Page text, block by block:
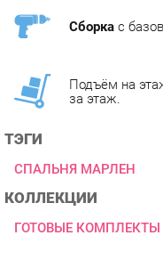
ТЭГИ
ОПИСАНИЕ